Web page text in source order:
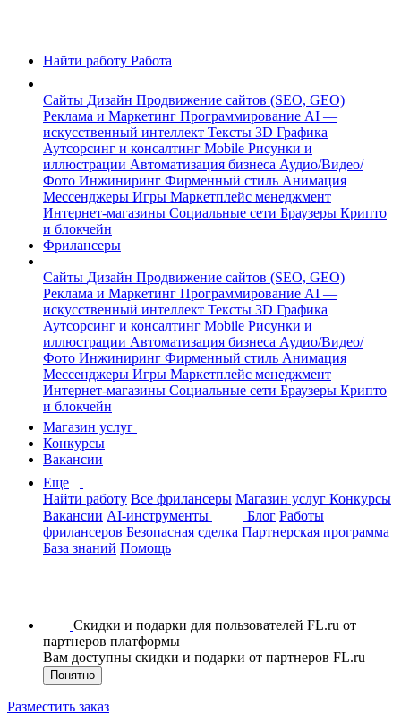
Найти работу Работа
Сайты Дизайн Продвижение сайтов (SEO, GEO)
Реклама и Маркетинг Программирование AI —
искусственный интеллект Тексты 3D Графика
Аутсорсинг и консалтинг Mobile Рисунки и
иллюстрации Автоматизация бизнеса Аудио/Видео/
Фото Инжиниринг Фирменный стиль Анимация
Мессенджеры Игры Маркетплейс менеджмент
Интернет-магазины Социальные сети Браузеры Крипто
и блокчейн
Фрилансеры
Сайты Дизайн Продвижение сайтов (SEO, GEO)
Реклама и Маркетинг Программирование AI —
искусственный интеллект Тексты 3D Графика
Аутсорсинг и консалтинг Mobile Рисунки и
иллюстрации Автоматизация бизнеса Аудио/Видео/
Фото Инжиниринг Фирменный стиль Анимация
Мессенджеры Игры Маркетплейс менеджмент
Интернет-магазины Социальные сети Браузеры Крипто
и блокчейн
Магазин услуг
Конкурсы
Вакансии
Еще
Найти работу Все фрилансеры Магазин услуг Конкурсы
Вакансии AI-инструменты Блог Работы
фрилансеров Безопасная сделка Партнерская программа
База знаний Помощь
Скидки и подарки для пользователей FL.ru от
партнеров платформы
Вам доступны скидки и подарки от партнеров FL.ru
Понятно
Разместить заказ